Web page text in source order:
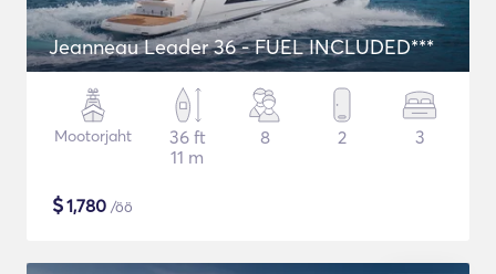
Jeanneau Leader 36 - FUEL INCLUDED***
Mootorjaht
36 ft
11 m
8 2 3
$1,780 /öö